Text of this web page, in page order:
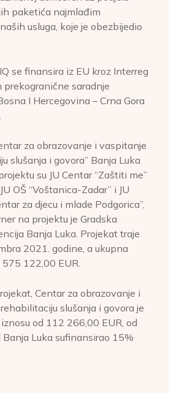
paketića najmlađim
usluga, koje je obezbijedio
se finansira iz EU kroz Interreg
prekogranične saradnje
I Hercegovina – Crna Gora
za obrazovanje i vaspitanje
slušanja i govora” Banja Luka
su JU Centar “Zaštiti me”
OŠ “Voštanica-Zadar” i JU
za djecu i mlade Podgorica”,
na projektu je Gradska
Banja Luka. Projekat traje
2021. godine, a ukupna
122,00 EUR.
Centar za obrazovanje i
slušanja i govora je
od 112 266,00 EUR, od
Banja Luka sufinansirao 15%